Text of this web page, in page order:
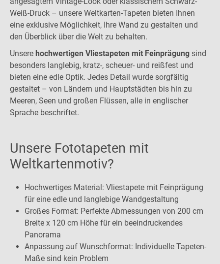
Weiß-Druck – unsere Weltkarten-Tapeten bieten Ihnen
eine exklusive Möglichkeit, Ihre Wand zu gestalten und
den Überblick über die Welt zu behalten.
Unsere hochwertigen Vliestapeten mit Feinprägung sind
besonders langlebig, kratz-, scheuer- und reißfest und
bieten eine edle Optik. Jedes Detail wurde sorgfältig
gestaltet – von Ländern und Hauptstädten bis hin zu
Meeren, Seen und großen Flüssen, alle in englischer
Sprache beschriftet.
Unsere Fototapeten mit
Weltkartenmotiv?
Hochwertiges Material: Vliestapete mit Feinprägung
für eine edle und langlebige Wandgestaltung
Großes Format: Perfekte Abmessungen von 200 cm
Breite x 120 cm Höhe für ein beeindruckendes
Panorama
Anpassung auf Wunschformat: Individuelle Tapeten-
Maße sind kein Problem